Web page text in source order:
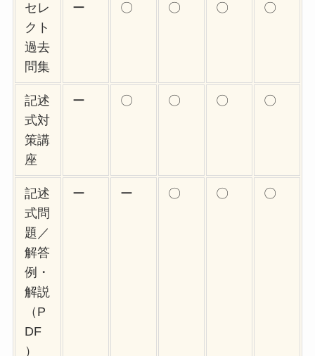
セレ
クト
過去
問集
ー 〇 〇 〇 〇
記述
式対
策講
座
ー 〇 〇 〇 〇
記述
式問
題／
解答
例・
解説
（P
DF
）
ー ー 〇 〇 〇